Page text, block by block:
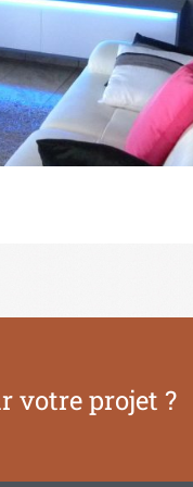
votre projet ?